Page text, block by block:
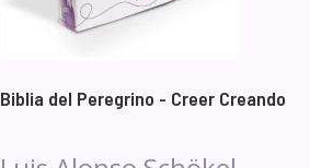
Biblia del Peregrino - Creer Creando